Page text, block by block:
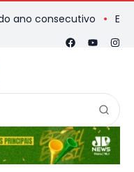
El Niño